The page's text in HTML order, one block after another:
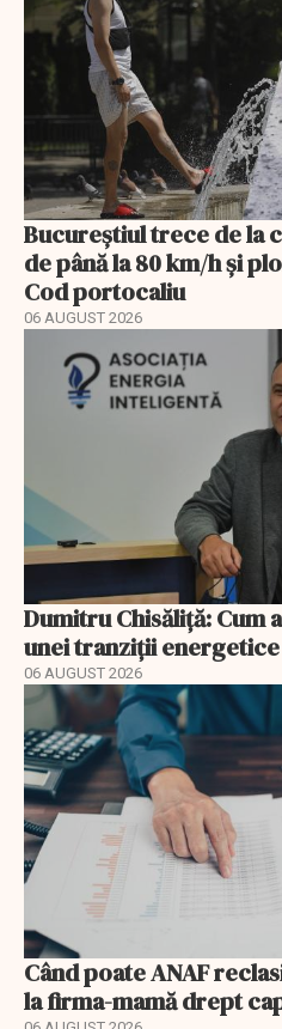
Bucureștiul trece de la
de până la 80 km/h și
Cod portocaliu
06 AUGUST 2026
Dumitru Chisăliță: Cum
unei tranziții
06 AUGUST 2026
Când poate ANAF
la firma-mamă drept